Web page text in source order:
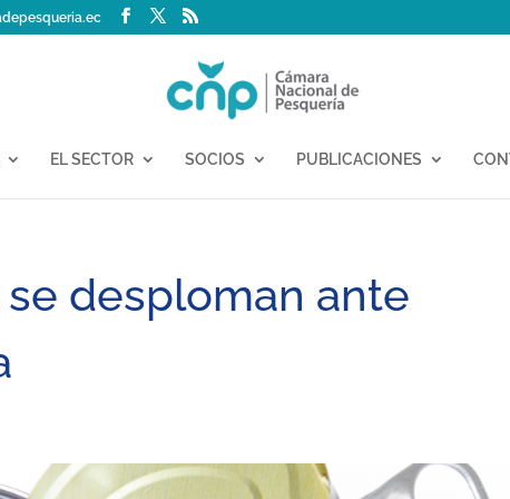
EL SECTOR SOCIOS PUBLICACIONES
desploman ante